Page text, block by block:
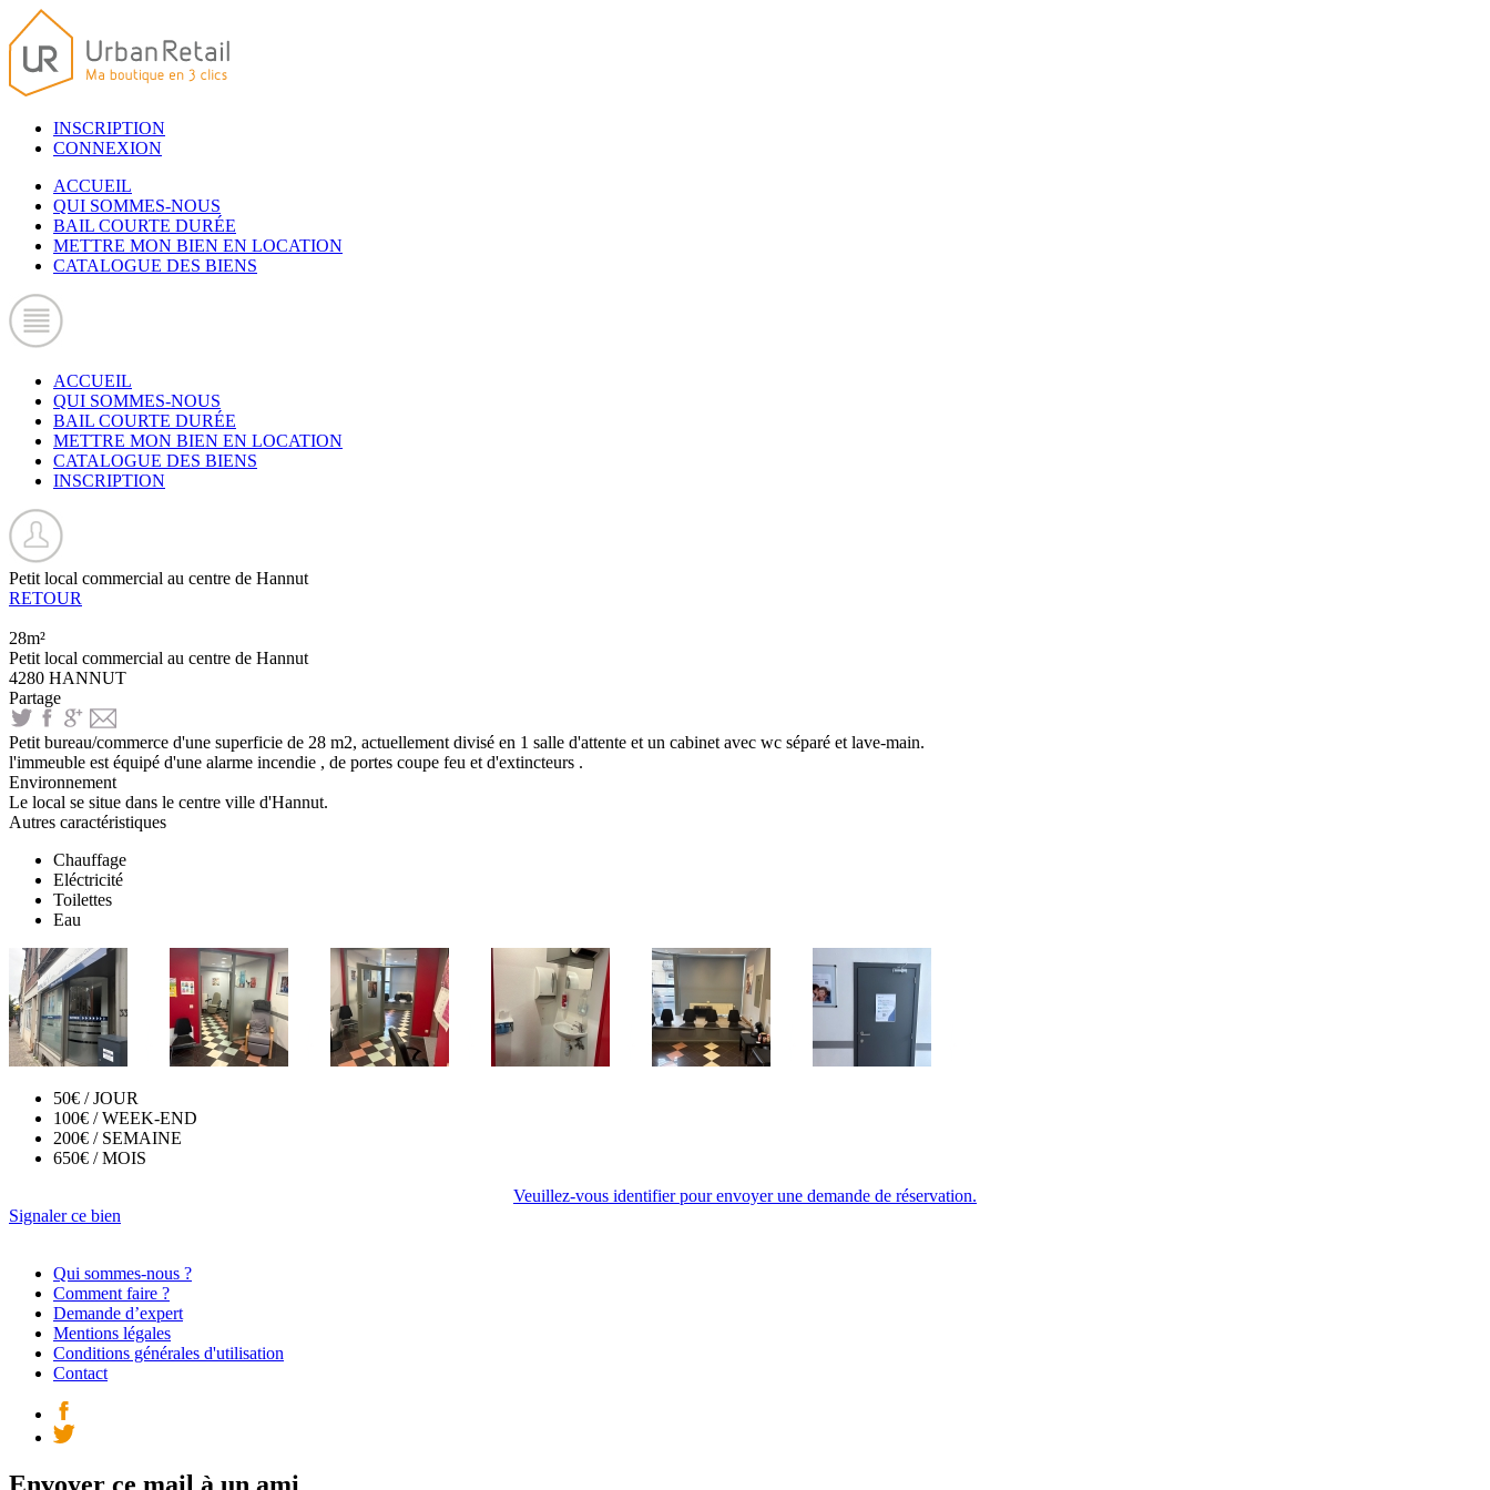
INSCRIPTION
CONNEXION
ACCUEIL
QUI SOMMES-NOUS
BAIL COURTE DURÉE
METTRE MON BIEN EN LOCATION
CATALOGUE DES BIENS
ACCUEIL
QUI SOMMES-NOUS
BAIL COURTE DURÉE
METTRE MON BIEN EN LOCATION
CATALOGUE DES BIENS
INSCRIPTION
Petit local commercial au centre de Hannut
RETOUR
28m²
Petit local commercial au centre de Hannut
4280 HANNUT
Partage
Petit bureau/commerce d'une superficie de 28 m2, actuellement divisé en 1 salle d'attente et un cabinet avec wc séparé et lave-main.
l'immeuble est équipé d'une alarme incendie , de portes coupe feu et d'extincteurs .
Environnement
Le local se situe dans le centre ville d'Hannut.
Autres caractéristiques
Chauffage
Eléctricité
Toilettes
Eau
50€ / JOUR
100€ / WEEK-END
200€ / SEMAINE
650€ / MOIS
Veuillez-vous identifier pour envoyer une demande de réservation.
Signaler ce bien
Qui sommes-nous ?
Comment faire ?
Demande d’expert
Mentions légales
Conditions générales d'utilisation
Contact